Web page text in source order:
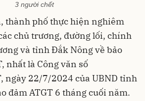
3 người chết
thành phố thực hiện nghiêm
chủ trương, đường lối, chính
và tỉnh Đắk Nông về bảo
nhất là Công văn số
ngày 22/7/2024 của UBND tỉnh
đảm ATGT 6 tháng cuối năm.